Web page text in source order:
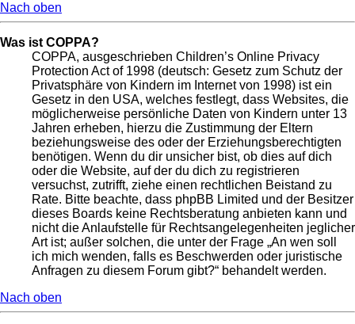
Nach oben
Was ist COPPA?
COPPA, ausgeschrieben Children’s Online Privacy
Protection Act of 1998 (deutsch: Gesetz zum Schutz der
Privatsphäre von Kindern im Internet von 1998) ist ein
Gesetz in den USA, welches festlegt, dass Websites, die
möglicherweise persönliche Daten von Kindern unter 13
Jahren erheben, hierzu die Zustimmung der Eltern
beziehungsweise des oder der Erziehungsberechtigten
benötigen. Wenn du dir unsicher bist, ob dies auf dich
oder die Website, auf der du dich zu registrieren
versuchst, zutrifft, ziehe einen rechtlichen Beistand zu
Rate. Bitte beachte, dass phpBB Limited und der Besitzer
dieses Boards keine Rechtsberatung anbieten kann und
nicht die Anlaufstelle für Rechtsangelegenheiten jeglicher
Art ist; außer solchen, die unter der Frage „An wen soll
ich mich wenden, falls es Beschwerden oder juristische
Anfragen zu diesem Forum gibt?“ behandelt werden.
Nach oben